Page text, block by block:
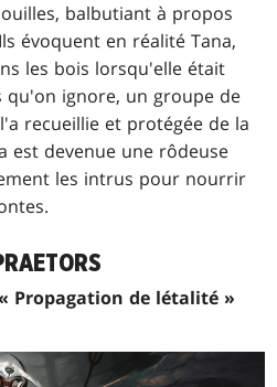
balbutiant à propos
évoquent en réalité Tana,
les bois lorsqu'elle était
qu'on ignore, un groupe de
recueillie et protégée de la
est devenue une rôdeuse
les intrus pour nourrir
Propagation de létalité »